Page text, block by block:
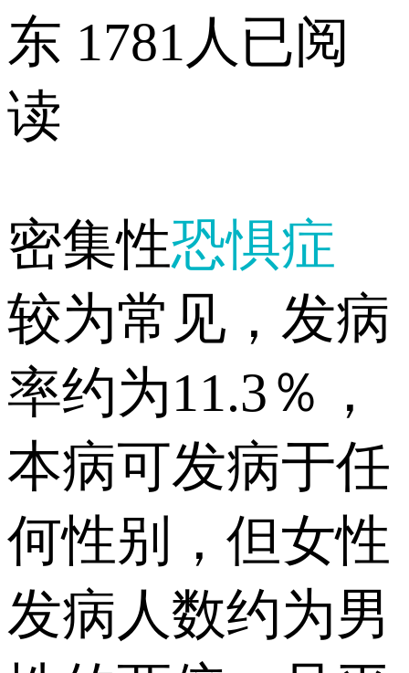
东 1781人已阅
读
密集性恐惧症
较为常见，发病
率约为11.3％，
本病可发病于任
何性别，但女性
发病人数约为男